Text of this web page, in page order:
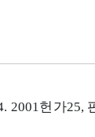
2001헌가25,